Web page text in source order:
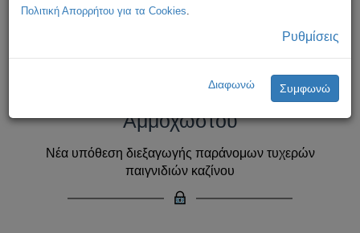
υποστατικό στην επαρχία ...
Λειτουργία παράνομου καζίνου
σε υποστατικό στην επαρχία
Αμμοχώστου
Νέα υπόθεση διεξαγωγής παράνομων τυχερών
παιγνιδιών καζίνου
Πολιτική Απορρήτου για τα Cookies.
Ρυθμίσεις
Διαφωνώ Συμφωνώ